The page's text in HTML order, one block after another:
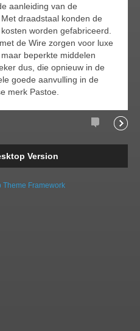
aanleiding van de
draadstaal konden de
worden gefabriceerd.
de Wire zorgen voor luxe
beperkte middelen
dus, die opnieuw in de
goede aanvulling in de
merk Pastoe.
Comments
Version
Theme Framework